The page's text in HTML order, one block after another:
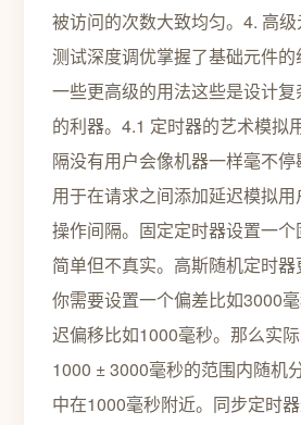
被访问的次数大致均匀。4. 高
测试深度调优掌握了基础元件
一些更高级的用法这些是设计
的利器。4.1 定时器的艺术模拟
隔没有用户会像机器一样毫不
用于在请求之间添加延迟模拟用
操作间隔。固定定时器设置一个
简单但不真实。高斯随机定时器
你需要设置一个偏差比如3000
迟偏移比如1000毫秒。那么实
1000 ± 3000毫秒的范围内随机
中在1000毫秒附近。同步定时